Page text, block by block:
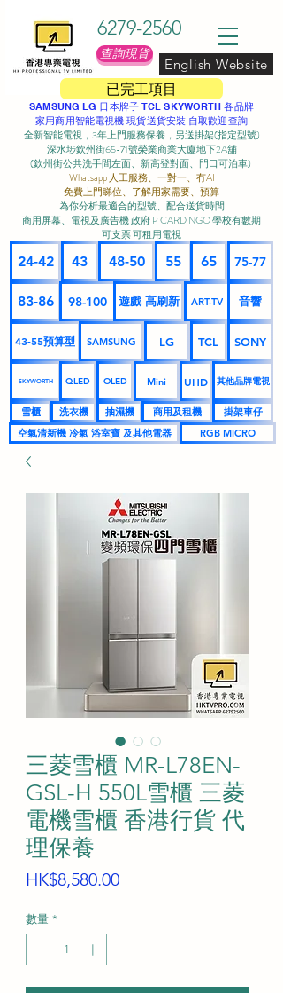
已完工項目
6279-2560
查詢現貨
English Website
SAMSUNG LG 日本牌子 TCL SKYWORTH 各品牌
家用商用智能電視機 現貨送貨安裝 自取歡迎查詢
全新智能電視，3年上門服務保養，另送掛架(指定型號)
深水埗欽州街65-71號榮業商業大廈地下2A舖
(欽州街公共洗手間左面、新高登對面、門口可泊車) ​
Whatsapp 人工服務、一對一、冇AI
免費上門睇位、了解用家需要、預算
為你分析最適合的型號、配合送貨時間
商用屏幕、電視及廣告機 政府 P CARD NGO 學校有數期
可支票 可租用電視
24-42 43 48-50 55 65 75-77
83-86 98-100 遊戲 高刷新 ART-TV 音響
43-55預算型 SAMSUNG LG TCL SONY
SKYWORTH QLED OLED Mini UHD 其他品牌電視
雪櫃 洗衣機 抽濕機 商用及租機
掛架車仔
空氣清新機 冷氣 浴室寶 及其他電器
RGB MICRO
三菱雪櫃 MR-L78EN-
GSL-H 550L雪櫃 三菱
電機雪櫃 香港行貨 代
理保養
HK$8,580.00價
數量 *